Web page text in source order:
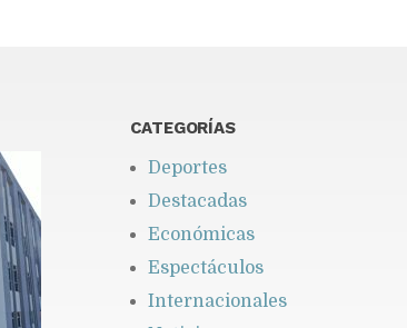
CATEGORÍAS
Deportes
Destacadas
Económicas
Espectáculos
Internacionales